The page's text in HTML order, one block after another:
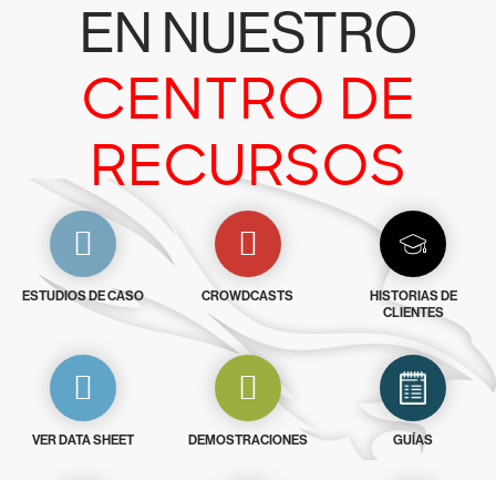
EN NUESTRO
CENTRO DE
RECURSOS
ESTUDIOS DE CASO CROWDCASTS
HISTORIAS DE
CLIENTES
VER DATA SHEET DEMOSTRACIONES GUÍAS